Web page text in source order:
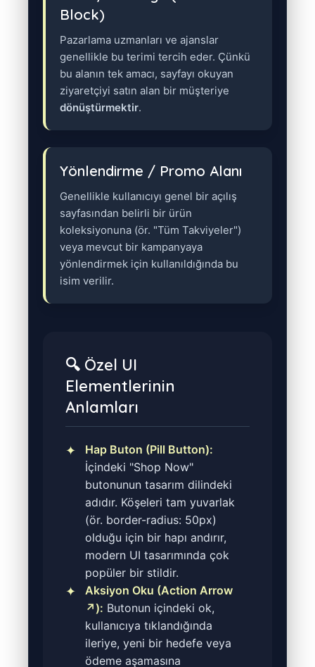
Block)
Pazarlama uzmanları ve ajanslar
genellikle bu terimi tercih eder. Çünkü
bu alanın tek amacı, sayfayı okuyan
ziyaretçiyi satın alan bir müşteriye
dönüştürmektir.
Yönlendirme / Promo Alanı
Genellikle kullanıcıyı genel bir açılış
sayfasından belirli bir ürün
koleksiyonuna (ör. "Tüm Takviyeler")
veya mevcut bir kampanyaya
yönlendirmek için kullanıldığında bu
isim verilir.
🔍 Özel UI
Elementlerinin
Anlamları
Hap Buton (Pill Button):
İçindeki "Shop Now"
butonunun tasarım dilindeki
adıdır. Köşeleri tam yuvarlak
(ör. border-radius: 50px)
olduğu için bir hapı andırır,
modern UI tasarımında çok
popüler bir stildir.
Aksiyon Oku (Action Arrow
↗): Butonun içindeki ok,
kullanıcıya tıklandığında
ileriye, yeni bir hedefe veya
ödeme aşamasına